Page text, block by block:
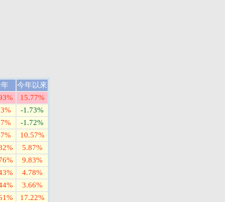
今年以來
15.77%
-1.73%
-1.72%
10.57%
5.87%
9.83%
4.78%
3.66%
17.22%